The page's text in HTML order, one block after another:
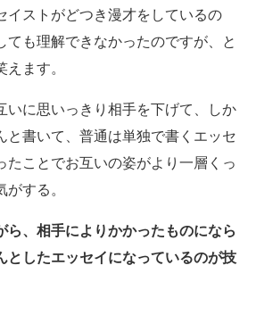
イストがどつき漫才をしているの
ても理解できなかったのですが、と
ます。
いに思いっきり相手を下げて、しか
と書いて、普通は単独で書くエッセ
たことでお互いの姿がより一層くっ
する。
ら、相手によりかかったものになら
としたエッセイになっているのが技